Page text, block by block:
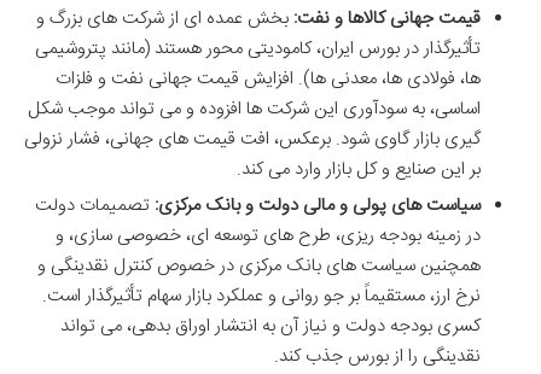
قیمت جهانی کالاها و نفت: بخش عمده ای از شرکت های بزرگ و
تأثیرگذار در بورس ایران، کامودیتی محور هستند (مانند پتروشیمی
ها، فولادی ها، معدنی ها). افزایش قیمت جهانی نفت و فلزات
اساسی، به سودآوری این شرکت ها افزوده و می تواند موجب شکل
گیری بازار گاوی شود. برعکس، افت قیمت های جهانی، فشار نزولی
بر این صنایع و کل بازار وارد می کند.
سیاست های پولی و مالی دولت و بانک مرکزی: تصمیمات دولت
در زمینه بودجه ریزی، طرح های توسعه ای، خصوصی سازی، و
همچنین سیاست های بانک مرکزی در خصوص کنترل نقدینگی و
نرخ ارز، مستقیماً بر جو روانی و عملکرد بازار سهام تأثیرگذار است.
کسری بودجه دولت و نیاز آن به انتشار اوراق بدهی، می تواند
نقدینگی را از بورس جذب کند.